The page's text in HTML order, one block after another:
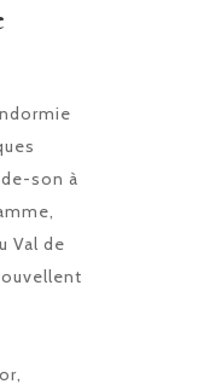
son à
Val de